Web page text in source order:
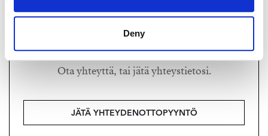
Deny
Haluatko lisätietoja?
Ota yhteyttä, tai jätä yhteystietosi.
JÄTÄ YHTEYDENOTTOPYYNTÖ